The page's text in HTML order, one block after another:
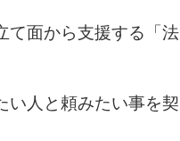
て面から支援する「法
い人と頼みたい事を契